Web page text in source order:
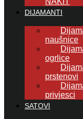
DIJAMANTI
naušnice
ogrlice
prstenovi
privjesci
SATOVI